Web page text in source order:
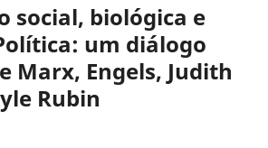
social, biológica e
um diálogo
Marx, Engels, Judith
Rubin